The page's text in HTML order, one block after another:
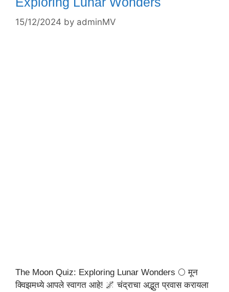
15/12/2024 by adminMV
The Moon Quiz: Exploring Lunar Wonders 🌕 मून
क्विझमध्ये आपले स्वागत आहे! 🌌 चंद्राचा अद्भुत प्रवास करायला